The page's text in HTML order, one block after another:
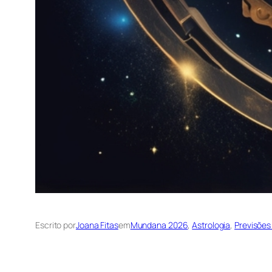
Escrito porJoana FitasemMundana 2026, Astrologia,